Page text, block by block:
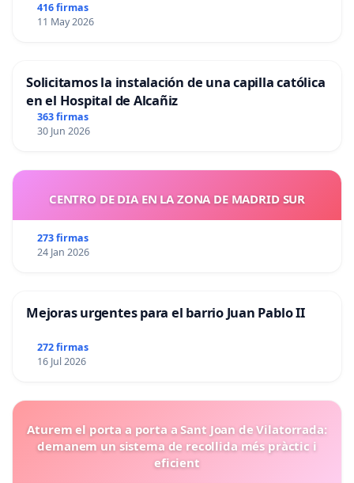
416 firmas
11 May 2026
Solicitamos la instalación de una capilla católica
en el Hospital de Alcañiz
363 firmas
30 Jun 2026
CENTRO DE DIA EN LA ZONA DE MADRID SUR
273 firmas
24 Jan 2026
Mejoras urgentes para el barrio Juan Pablo II
272 firmas
16 Jul 2026
Aturem el porta a porta a Sant Joan de Vilatorrada:
demanem un sistema de recollida més pràctic i
eficient